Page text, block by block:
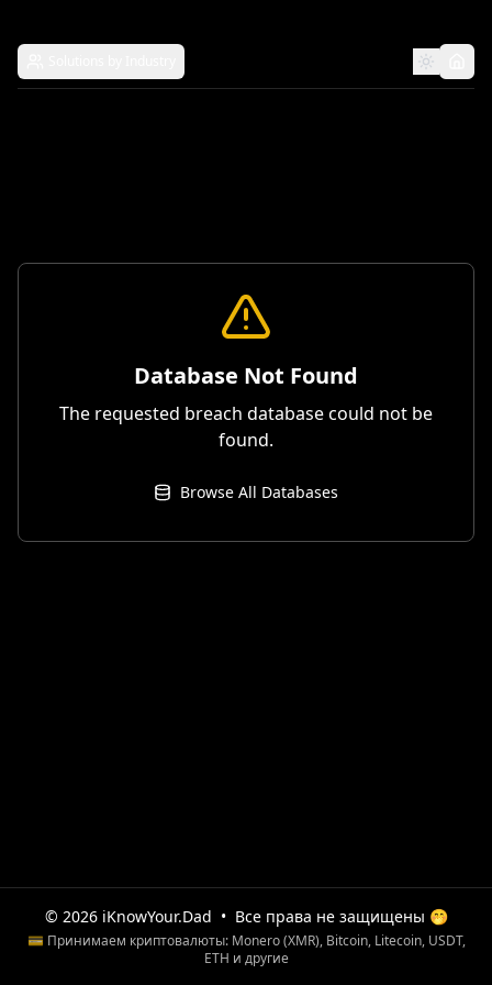
Database Not Found
The requested breach database could not be
found.
Browse All Databases
© 2026 iKnowYour.Dad • Все права не защищены 🤭
💳 Принимаем криптовалюты: Monero (XMR), Bitcoin, Litecoin, USDT,
ETH и другие